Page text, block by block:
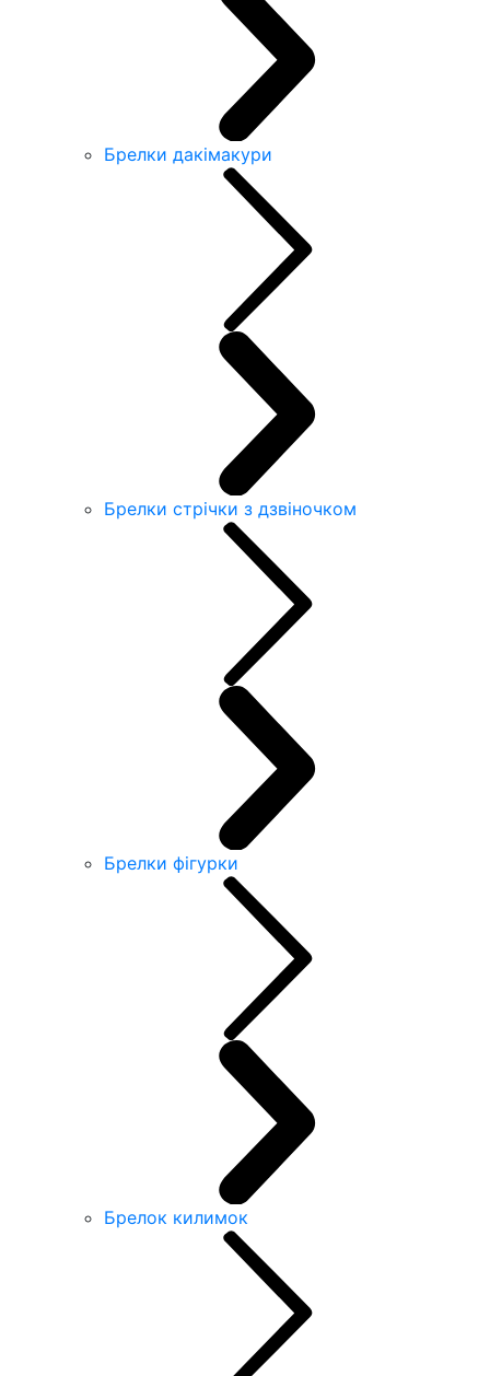
Брелки дакімакури
Брелки стрічки з дзвіночком
Брелки фігурки
Брелок килимок